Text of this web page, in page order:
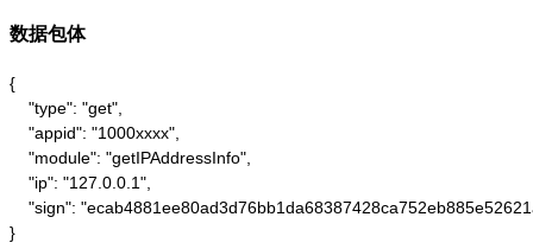
数据包体
{
    "type": "get",
    "appid": "1000xxxx",
    "module": "getIPAddressInfo",
    "ip": "127.0.0.1",
"sign":
}